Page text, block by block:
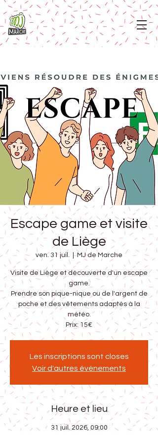
Escape game et visite
de Liège
ven. 31 juil.
  |
MJ de Marche
Visite de Liège et découverte d'un escape
game.
Prendre son pique-nique ou de l'argent de
poche et des vêtements adaptés à la
météo.
Prix: 15€
Les inscriptions sont closes
Voir d'autres événements
Heure et lieu
31 juil. 2026, 09:00